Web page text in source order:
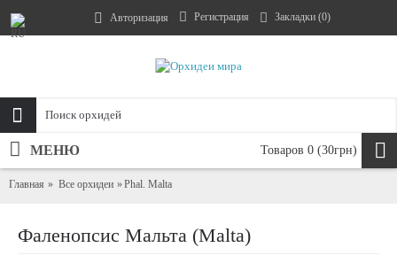
Авторизация Регистрация Закладки (0)
Товаров 0 (30грн)
МЕНЮ
Главная Все орхидеи Phal. Malta
Фаленопсис Мальта (Malta)